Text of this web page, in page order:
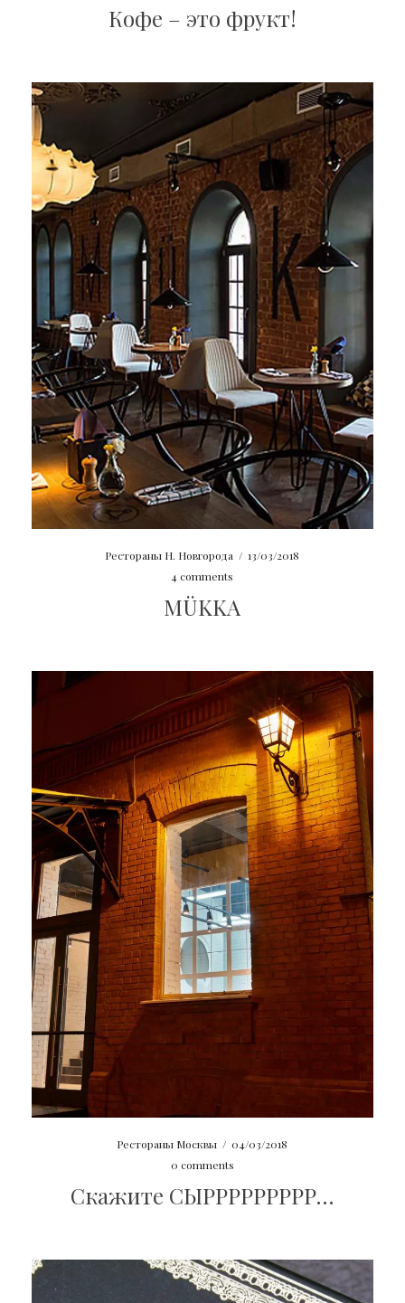
Кофе – это фрукт!
Рестораны Н. Новгорода / 13/03/2018
4 comments
MÜKKA
Рестораны Москвы / 04/03/2018
0 comments
Скажите СЫРРРРРРРРР…